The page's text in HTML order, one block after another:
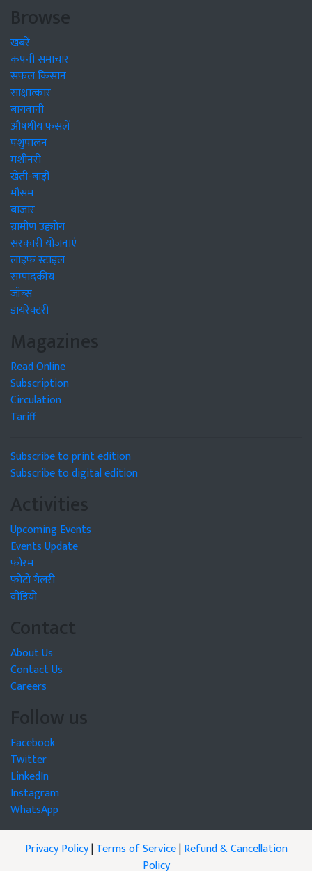
Browse
खबरें
कंपनी समाचार
सफल किसान
साक्षात्कार
बागवानी
औषधीय फसलें
पशुपालन
मशीनरी
खेती-बाड़ी
मौसम
बाजार
ग्रामीण उद्द्योग
सरकारी योजनाएं
लाइफ स्टाइल
सम्पादकीय
जॉब्स
डायरेक्टरी
Magazines
Read Online
Subscription
Circulation
Tariff
Subscribe to print edition
Subscribe to digital edition
Activities
Upcoming Events
Events Update
फोरम
फोटो गैलरी
वीडियो
Contact
About Us
Contact Us
Careers
Follow us
Facebook
Twitter
LinkedIn
Instagram
WhatsApp
Privacy Policy|Terms of Service|Refund & Cancellation
Policy